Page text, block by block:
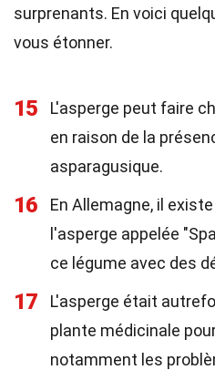
surprenants. En voici
vous étonner.
15
L'asperge peut faire
en raison de la
asparagusique.
16
En Allemagne, il
l'asperge appelée
ce légume avec des
17
L'asperge était
plante médicinale
notamment les